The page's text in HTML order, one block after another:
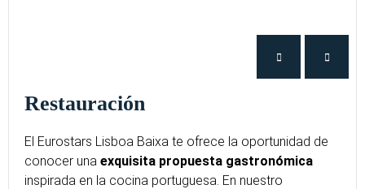
Restauración
El Eurostars Lisboa Baixa te ofrece la oportunidad de
conocer una exquisita propuesta gastronómica
inspirada en la cocina portuguesa. En nuestro